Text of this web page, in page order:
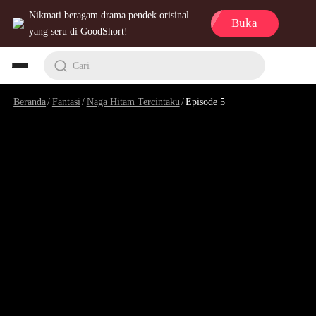
Nikmati beragam drama pendek orisinal
yang seru di GoodShort!
Buka
Cari
Beranda/Fantasi /Naga Hitam Tercintaku/Episode 5